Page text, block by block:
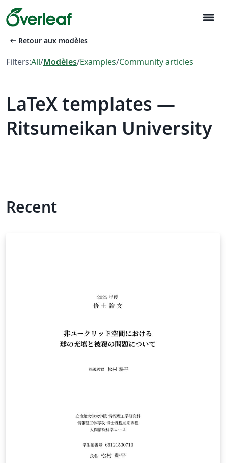
menu
arrow_left_alt Retour aux modèles
Filters:All/Modèles/Examples/Community articles
LaTeX templates —
Ritsumeikan University
Recent